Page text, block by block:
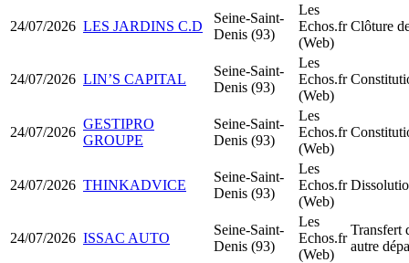
24/07/2026 LES JARDINS C.D
Seine-Saint-
Denis (93)
Les
Echos.fr
(Web)
Clôture
24/07/2026 LIN’S CAPITAL
Seine-Saint-
Denis (93)
Les
Echos.fr
(Web)
24/07/2026
GESTIPRO
GROUPE
Seine-Saint-
Denis (93)
Les
Echos.fr
(Web)
24/07/2026 THINKADVICE
Seine-Saint-
Denis (93)
Les
Echos.fr
(Web)
24/07/2026 ISSAC AUTO
Seine-Saint-
Denis (93)
Les
Echos.fr
(Web)
Transfert
autre